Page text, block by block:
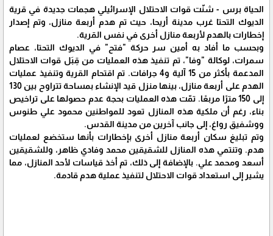
الحياة برس - شنّت قوات الاحتلال الإسرائيلي هجمات جديدة في قرية
الديوك التحتا غرب مدينة أريحا، حيث تم هدم أربعة منازل، وتم إصدار
إخطارات بالهدم لأربعة منازل أخرى في نفس القرية.
وبحسب ما أفاد به أمين سر حركة "فتح" في الديوك التحتا، عصام
سمرات، لوكالة "وفا"، تم تنفيذ هذه العمليات من قِبَل قوات الاحتلال
المدعمة بأكثر من 15 آلية و4 جرافات. تم اقتحام القرية وتنفيذ عمليات
الهدم على أربعة منازل، بينها منزل قيد الإنشاء بمساحة تتراوح بين 130
إلى 150 مترًا مربعًا. تمّت هذه العمليات بحجة عدم حصولها على تراخيص
بناء، رغم أن ملكية هذه المنازل تعود للمواطنين محمود علي طنوس
ووشفيق رواغ، إلى جانب آخرين من مدينة القدس.
وتم تبليغ سكان أربعة منازل أخرى بإخطارات بأنها ستخضع لعمليات
هدم. وتنتمي هذه المنازل للشقيقين محمد وفادي ظاهر، وللشقيقين
أسعد ومحمد علي. بالإضافة إلى ذلك، تم أخذ قياسات لأحد المنازل، مما
يشير إلى استعداد قوات الاحتلال لتنفيذ عملية هدم قادمة.